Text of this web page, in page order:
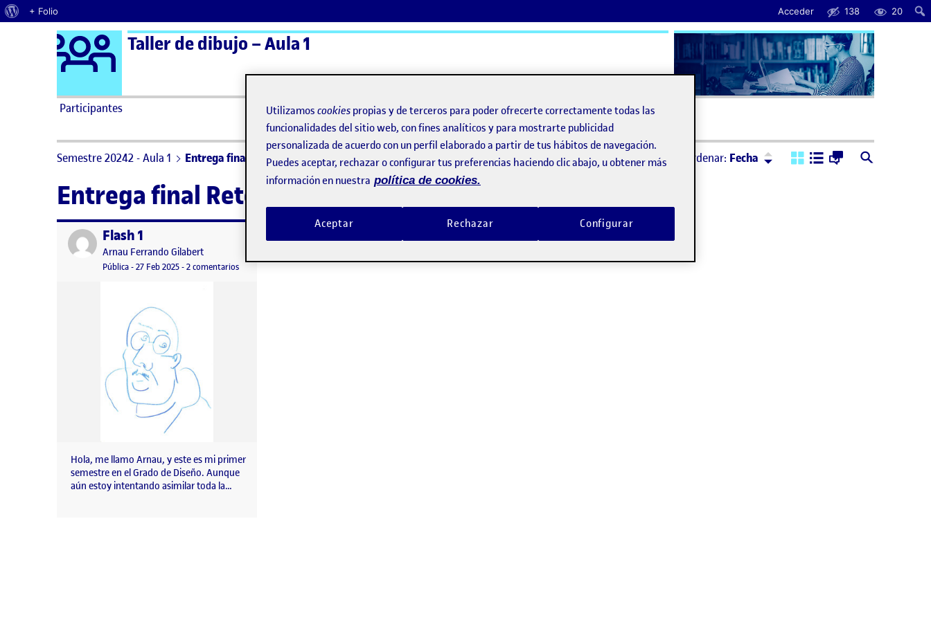
Acerca de WordPress
+ Folio Acceder 138 20
Saltar al contenido Logo Ágora
Taller de dibujo – Aula 1
Participantes ActiFolios Ayuda
Semestre 20242 - Aula 1 Entrega final Reto 1 Ordenar: Fecha Ordenar:Descendente
Entrega final Reto 1
Publicado por
Flash 1
Publicado por
Arnau Ferrando Gilabert
Visibilidad:
Pública-Fecha de publicación
27 Feb 202527 febrero, 2025 7:02 pm
-2 comentariosen Flash 1
Hola, me llamo Arnau, y este es mi primer
semestre en el Grado de Diseño. Aunque
aún estoy intentando asimilar toda la…
Utilizamos cookies propias y de terceros para poder ofrecerte correctamente todas las
funcionalidades del sitio web, con fines analíticos y para mostrarte publicidad
personalizada de acuerdo con un perfil elaborado a partir de tus hábitos de navegación.
Puedes aceptar, rechazar o configurar tus preferencias haciendo clic abajo, u obtener más
información en nuestra política de cookies.
Rechazar
Aceptar Configurar